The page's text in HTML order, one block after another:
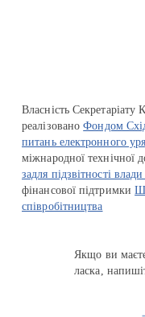
Власність Секретаріату
реалізованоФондом
питань електронного
міжнародної технічної
задля підзвітності
фінансової підтримки
співробітництва
Якщо ви
ласка,